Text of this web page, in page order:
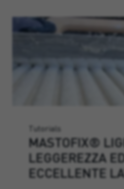
Tutorials
MASTOFIX®
LEGGEREZZA
ECCELLENTE